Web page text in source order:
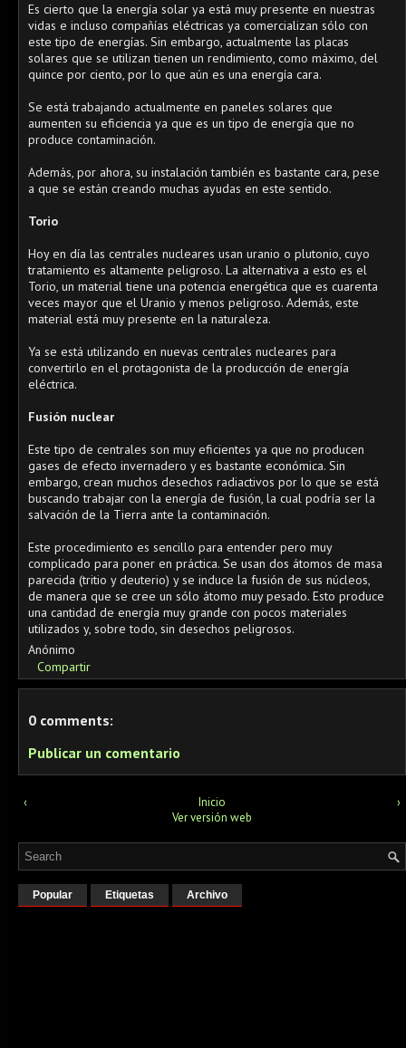
Es cierto que la energía solar ya está muy presente en nuestras
vidas e incluso compañías eléctricas ya comercializan sólo con
este tipo de energías. Sin embargo, actualmente las placas
solares que se utilizan tienen un rendimiento, como máximo, del
quince por ciento, por lo que aún es una energía cara.
Se está trabajando actualmente en paneles solares que
aumenten su eficiencia ya que es un tipo de energía que no
produce contaminación.
Además, por ahora, su instalación también es bastante cara, pese
a que se están creando muchas ayudas en este sentido.
Torio
Hoy en día las centrales nucleares usan uranio o plutonio, cuyo
tratamiento es altamente peligroso. La alternativa a esto es el
Torio, un material tiene una potencia energética que es cuarenta
veces mayor que el Uranio y menos peligroso. Además, este
material está muy presente en la naturaleza.
Ya se está utilizando en nuevas centrales nucleares para
convertirlo en el protagonista de la producción de energía
eléctrica.
Fusión nuclear
Este tipo de centrales son muy eficientes ya que no producen
gases de efecto invernadero y es bastante económica. Sin
embargo, crean muchos desechos radiactivos por lo que se está
buscando trabajar con la energía de fusión, la cual podría ser la
salvación de la Tierra ante la contaminación.
Este procedimiento es sencillo para entender pero muy
complicado para poner en práctica. Se usan dos átomos de masa
parecida (tritio y deuterio) y se induce la fusión de sus núcleos,
de manera que se cree un sólo átomo muy pesado. Esto produce
una cantidad de energía muy grande con pocos materiales
utilizados y, sobre todo, sin desechos peligrosos.
Anónimo
Compartir
0 comments:
Publicar un comentario
‹ ›
Inicio
Ver versión web
Popular Etiquetas Archivo